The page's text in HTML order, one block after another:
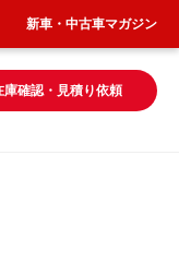
庫確認・見積り依頼
新車・中古車マガジン